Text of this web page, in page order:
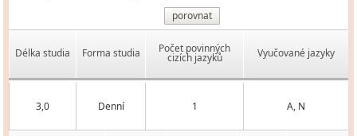
porovnat
Délka studia Forma studia Počet povinných
cizích jazyků Vyučované jazyky
3,0 Denní 1 A, N